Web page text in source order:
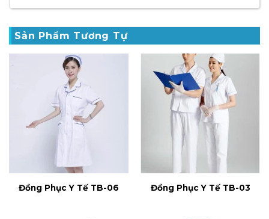
Sản Phẩm Tương Tự
Đồng Phục Y Tế TB-06 Đồng Phục Y Tế TB-03